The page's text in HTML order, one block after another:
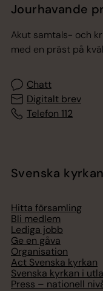
Jourhavande
Akut samtals- och
med en präst på
Chatt
Digitalt brev
Telefon 112
Svenska kyrkan
Hitta församling
Bli medlem
Lediga jobb
Ge en gåva
Organisation
Act Svenska kyrkan
Svenska kyrkan i
Press – nationell